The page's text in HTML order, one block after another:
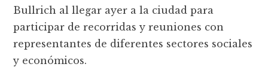
Bullrich al llegar ayer a la ciudad para
participar de recorridas y reuniones con
representantes de diferentes sectores sociales
y económicos.